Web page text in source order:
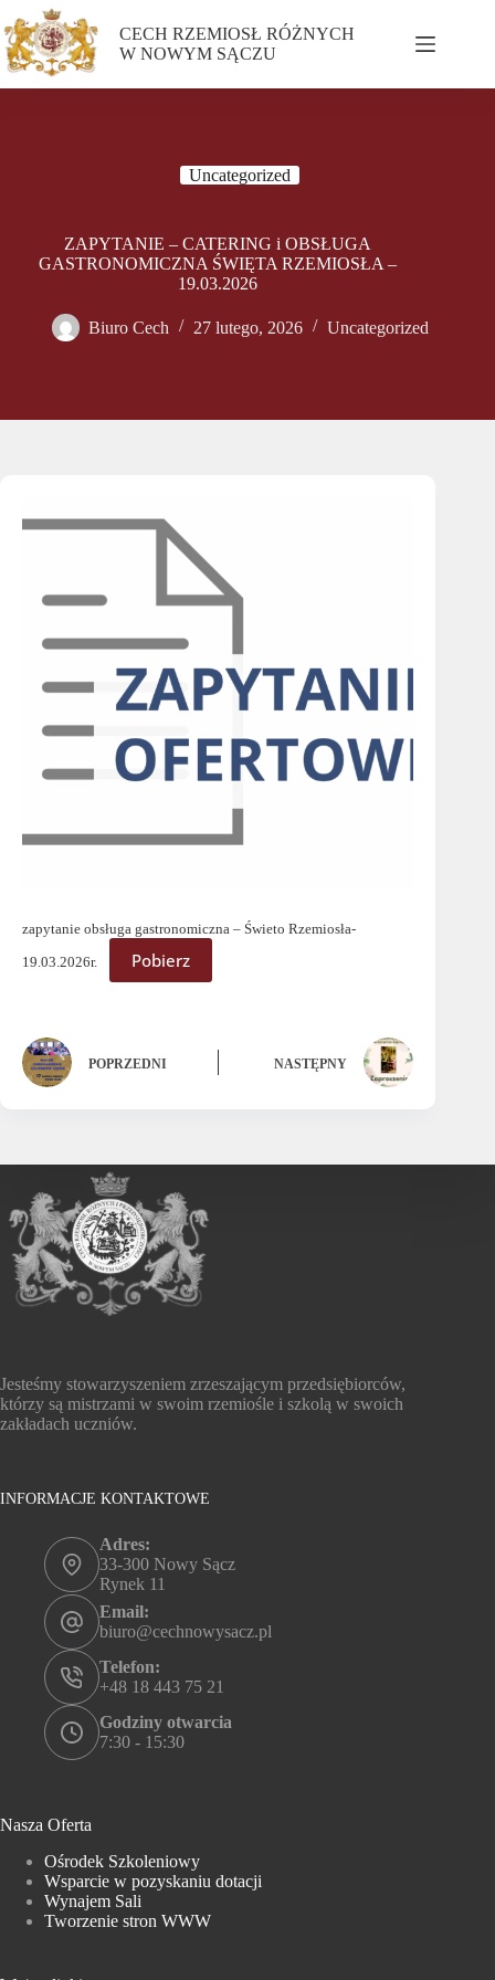
CECH RZEMIOSŁ RÓŻNYCH
W NOWYM SĄCZU
Uncategorized
ZAPYTANIE – CATERING i OBSŁUGA
GASTRONOMICZNA ŚWIĘTA RZEMIOSŁA –
19.03.2026
Biuro Cech 27 lutego, 2026 Uncategorized
zapytanie obsługa gastronomiczna – Świeto Rzemiosła-
19.03.2026r. Pobierz
POPRZEDNI NASTĘPNY
Jesteśmy stowarzyszeniem zrzeszającym przedsiębiorców,
którzy są mistrzami w swoim rzemiośle i szkolą w swoich
zakładach uczniów.
INFORMACJE KONTAKTOWE
Adres:
33-300 Nowy Sącz
Rynek 11
Email:
biuro@cechnowysacz.pl
Telefon:
+48 18 443 75 21
Godziny otwarcia
7:30 - 15:30
Nasza Oferta
Ośrodek Szkoleniowy
Wsparcie w pozyskaniu dotacji
Wynajem Sali
Tworzenie stron WWW